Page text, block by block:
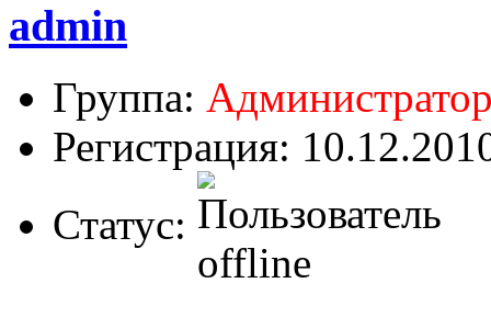
admin
Группа:
Регистрация:
Статус: